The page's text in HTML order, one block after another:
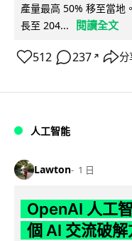
產量最高 50% 移至當地
長至 204...
閱讀全文
512 237 ↗ 分
人工智能
Lawton 1 日
OpenAI 人工
個 AI 交流破